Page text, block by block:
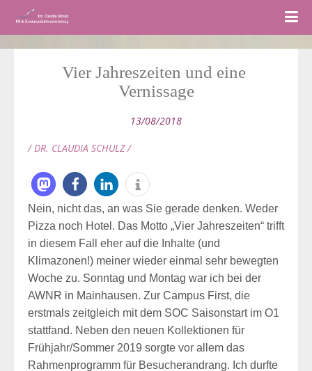
Vier Jahreszeiten und eine
Vernissage
13/08/2018
/ DR. CLAUDIA SCHULZ /
Nein, nicht das, an was Sie gerade denken. Weder
Pizza noch Hotel. Das Motto „Vier Jahreszeiten“ trifft
in diesem Fall eher auf die Inhalte (und
Klimazonen!) meiner wieder einmal sehr bewegten
Woche zu. Sonntag und Montag war ich bei der
AWNR in Mainhausen. Zur Campus First, die
erstmals zeitgleich mit dem SOC Saisonstart im O1
stattfand. Neben den neuen Kollektionen für
Frühjahr/Sommer 2019 sorgte vor allem das
Rahmenprogramm für Besucherandrang. Ich durfte